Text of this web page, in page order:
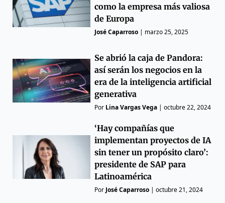
como la empresa más valiosa
de Europa
José Caparroso | marzo 25, 2025
Se abrió la caja de Pandora:
así serán los negocios en la
era de la inteligencia artificial
generativa
Por Lina Vargas Vega |octubre 22, 2024
‘Hay compañías que
implementan proyectos de IA
sin tener un propósito claro’:
presidente de SAP para
Latinoamérica
Por José Caparroso |octubre 21, 2024